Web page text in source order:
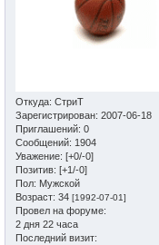
Откуда: СтриТ
Зарегистрирован: 2007-06-18
Приглашений: 0
Сообщений: 1904
Уважение: [+0/-0]
Позитив: [+1/-0]
Пол: Мужской
Возраст: 34 [1992-07-01]
Провел на форуме:
2 дня 22 часа
Последний визит: